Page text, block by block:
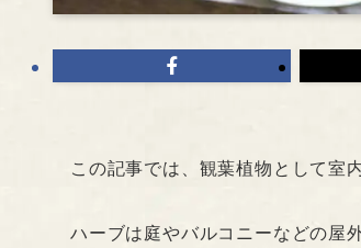
この記事では、観葉植物として室
ハーブは庭やバルコニーなどの屋